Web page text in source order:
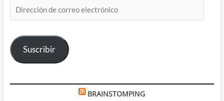
de
electrónico
Suscribir
BRAINSTOMPING